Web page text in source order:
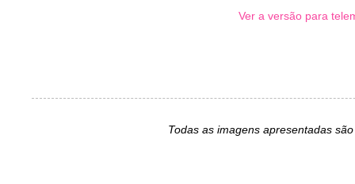
Ver a versão para
Todas as imagens apresentadas